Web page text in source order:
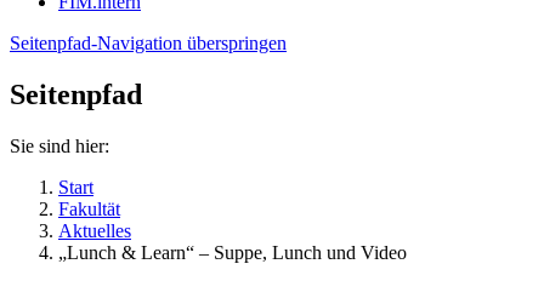
Seitenpfad-Navigation überspringen
Seitenpfad
Sie sind hier:
Start
Fakultät
Aktuelles
„Lunch & Learn“ – Suppe, Lunch und Video